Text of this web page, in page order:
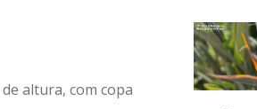
altura, com copa